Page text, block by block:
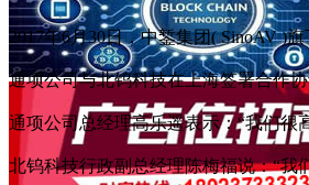
2017年6月30日，中錾集团( SinoAV )
通项公司与北钨科技在上海签署合作
通项公司总经理高乐遥表示：“我们很
北钨科技行政副总经理陈梅福说：“我